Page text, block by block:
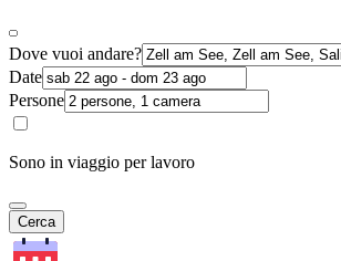
Dove vuoi andare?
Date
Persone
Sono in viaggio per lavoro
Cerca